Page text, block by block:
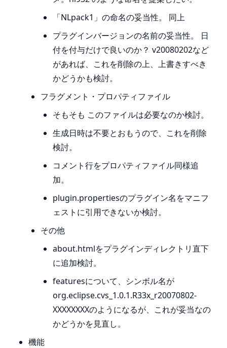
「NLpack1」の命名の妥当性。 同上
プラグインバージョンの名前の妥当性。 日
付を付与だけで良いのか？ v20080202など
があれば、これを削除の上、上書きすべき
かどうかも検討。
フラグメント・プロパティファイル
そもそも このファイルは必要なのか検討。
生成日時は不要とおもうので、これを削除
検討。
コメント行をプロパティファイル同様追
加。
plugin.propertiesのプラグイン名をマニフ
ェストに引用できないか検討。
その他
about.htmlをプラグインディレクトリ直下
に追加検討。
featuresについて、シンボル名が
org.eclipse.cvs_1.0.1.R33x_r20070802-
XXXXXXXXのようになるが、これが妥当なの
かどうかを見直し。
機能